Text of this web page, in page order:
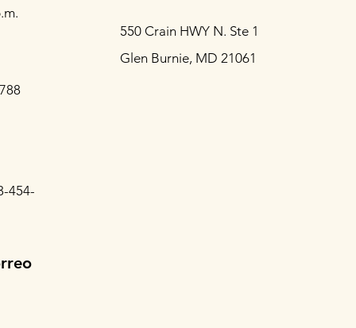
454-
550 Crain HWY N. Ste 1
Glen Burnie, MD 21061